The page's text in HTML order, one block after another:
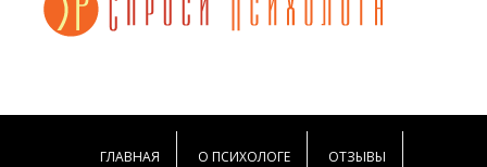
ГЛАВНАЯ О ПСИХОЛОГЕ ОТЗЫВЫ